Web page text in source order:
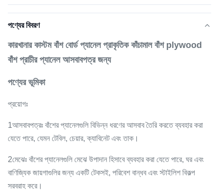
পণ্যের বিবরণ
কারখানার কাস্টম বাঁশ বোর্ড প্যানেল প্রাকৃতিক কাঁচামাল বাঁশ plywood
বাঁশ প্রাচীর প্যানেল আসবাবপত্র জন্য
পণ্যের ভূমিকা
প্রয়োগঃ
1আসবাবপত্রঃ বাঁশের প্যানেলগুলি বিভিন্ন ধরণের আসবাব তৈরি করতে ব্যবহার করা
যেতে পারে, যেমন টেবিল, চেয়ার, ক্যাবিনেট এবং তাক।
2মেঝেঃ বাঁশের প্যানেলগুলি মেঝে উপাদান হিসাবে ব্যবহার করা যেতে পারে, ঘর এবং
বাণিজ্যিক জায়গাগুলির জন্য একটি টেকসই, পরিবেশ বান্ধব এবং স্টাইলিশ বিকল্প
সরবরাহ করে।